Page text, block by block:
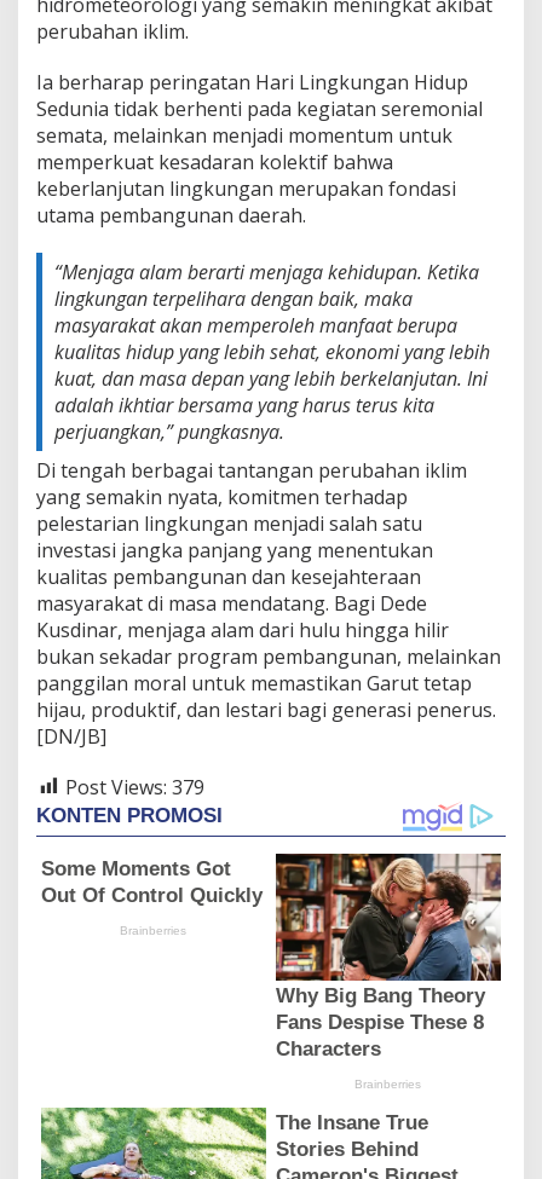
perubahan iklim.
Ia berharap peringatan Hari Lingkungan Hidup
Sedunia tidak berhenti pada kegiatan seremonial
semata, melainkan menjadi momentum untuk
memperkuat kesadaran kolektif bahwa
keberlanjutan lingkungan merupakan fondasi
utama pembangunan daerah.
“Menjaga alam berarti menjaga kehidupan. Ketika
lingkungan terpelihara dengan baik, maka
masyarakat akan memperoleh manfaat berupa
kualitas hidup yang lebih sehat, ekonomi yang lebih
kuat, dan masa depan yang lebih berkelanjutan. Ini
adalah ikhtiar bersama yang harus terus kita
perjuangkan,” pungkasnya.
Di tengah berbagai tantangan perubahan iklim
yang semakin nyata, komitmen terhadap
pelestarian lingkungan menjadi salah satu
investasi jangka panjang yang menentukan
kualitas pembangunan dan kesejahteraan
masyarakat di masa mendatang. Bagi Dede
Kusdinar, menjaga alam dari hulu hingga hilir
bukan sekadar program pembangunan, melainkan
panggilan moral untuk memastikan Garut tetap
hijau, produktif, dan lestari bagi generasi penerus.
[DN/JB]
Post Views: 379